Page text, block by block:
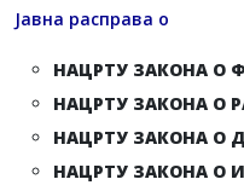
Јавна расправа о
НАЦРТУ ЗАКОНА О
НАЦРТУ ЗАКОНА О
НАЦРТУ ЗАКОНА О
НАЦРТУ ЗАКОНА О